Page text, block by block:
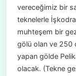
vereceğimiz bir
teknelerle
muhteşem bir
gölü olan ve 250
yapan gölde
olacak. (Tekne